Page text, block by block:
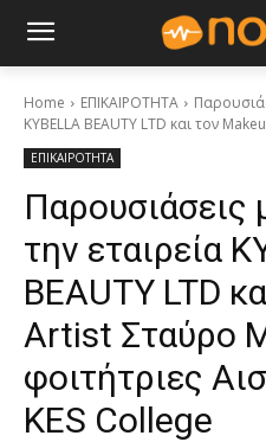
Home ΕΠΙΚΑΙΡΟΤΗΤΑ
KYBELLA BEAUTY LTD και τον
ΕΠΙΚΑΙΡΟΤΗΤΑ
Παρουσιάσεις
την εταιρεία
BEAUTY LTD
Artist Σταύρο
φοιτήτριες
KES College